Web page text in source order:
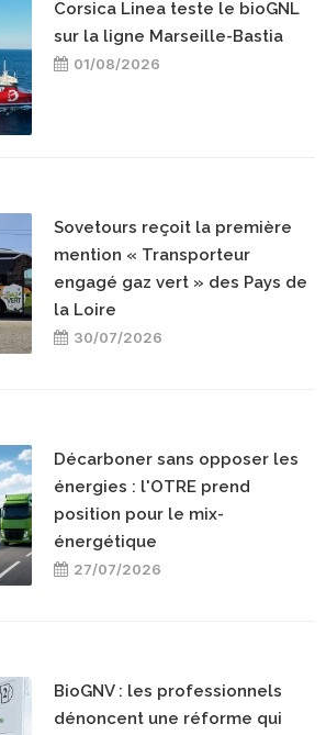
Corsica Linea teste le bioGNL
sur la ligne Marseille-Bastia
01/08/2026
Sovetours reçoit la première
mention « Transporteur
engagé gaz vert » des Pays de
la Loire
30/07/2026
Décarboner sans opposer les
énergies : l'OTRE prend
position pour le mix-
énergétique
27/07/2026
BioGNV : les professionnels
dénoncent une réforme qui